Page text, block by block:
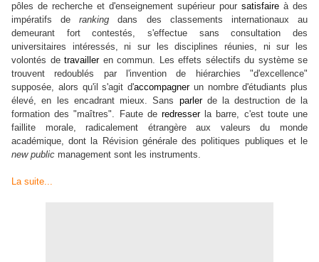
pôles de recherche et d'enseignement supérieur pour satisfaire à des
impératifs deranking dans des classements internationaux au
demeurant fort contestés, s'effectue sans consultation des
universitaires intéressés, ni sur les disciplines réunies, ni sur les
volontés de travailleren commun. Les effets sélectifs du système se
trouvent redoublés par l'invention de hiérarchies "d'excellence"
supposée, alors qu'il s'agit d'accompagnerun nombre d'étudiants plus
élevé, en les encadrant mieux. Sans parlerde la destruction de la
formation des "maîtres". Faute de redresserla barre, c'est toute une
faillite morale, radicalement étrangère aux valeurs du monde
académique, dont la Révision générale des politiques publiques et le
new public management sont les instruments.
La suite...